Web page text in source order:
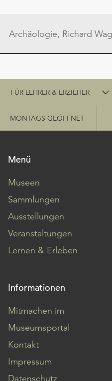
Schnellzugriff
FÜR LEHRER & ERZIEHER
MONTAGS GEÖFFNET
Menü
Museen
Sammlungen
Ausstellungen
Veranstaltungen
Lernen & Erleben
Informationen
Mitmachen im
Museumsportal
Kontakt
Impressum
Datenschutz